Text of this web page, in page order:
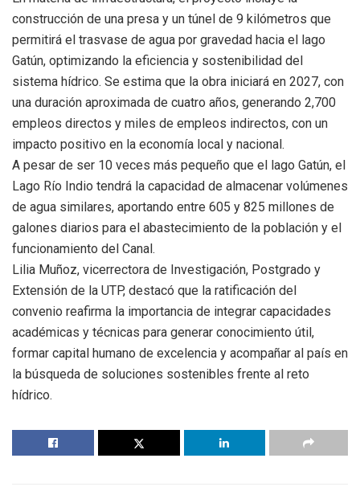
construcción de una presa y un túnel de 9 kilómetros que
permitirá el trasvase de agua por gravedad hacia el lago
Gatún, optimizando la eficiencia y sostenibilidad del
sistema hídrico. Se estima que la obra iniciará en 2027, con
una duración aproximada de cuatro años, generando 2,700
empleos directos y miles de empleos indirectos, con un
impacto positivo en la economía local y nacional.
A pesar de ser 10 veces más pequeño que el lago Gatún, el
Lago Río Indio tendrá la capacidad de almacenar volúmenes
de agua similares, aportando entre 605 y 825 millones de
galones diarios para el abastecimiento de la población y el
funcionamiento del Canal.
Lilia Muñoz, vicerrectora de Investigación, Postgrado y
Extensión de la UTP, destacó que la ratificación del
convenio reafirma la importancia de integrar capacidades
académicas y técnicas para generar conocimiento útil,
formar capital humano de excelencia y acompañar al país en
la búsqueda de soluciones sostenibles frente al reto
hídrico.